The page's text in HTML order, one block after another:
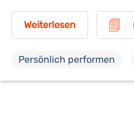
Weiterlesen
Persönlich performen